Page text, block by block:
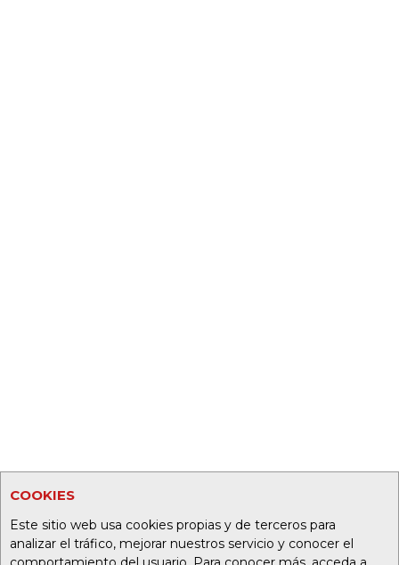
COOKIES
Este sitio web usa cookies propias y de terceros para
analizar el tráfico, mejorar nuestros servicio y conocer el